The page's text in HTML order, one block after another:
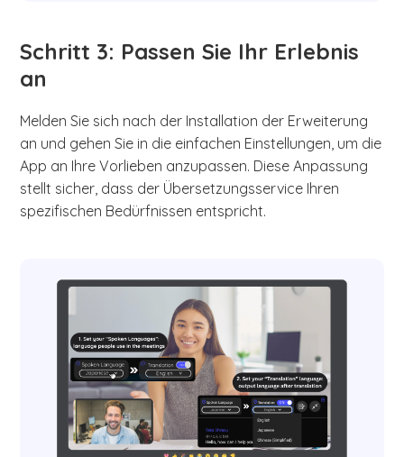
Schritt 3: Passen Sie Ihr Erlebnis
an
Melden Sie sich nach der Installation der Erweiterung
an und gehen Sie in die einfachen Einstellungen, um die
App an Ihre Vorlieben anzupassen. Diese Anpassung
stellt sicher, dass der Übersetzungsservice Ihren
spezifischen Bedürfnissen entspricht.